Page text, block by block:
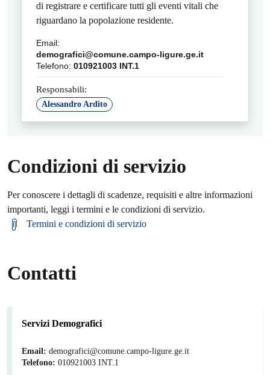
di registrare e certificare tutti gli eventi vitali che
riguardano la popolazione residente.
Email:
demografici@comune.campo-ligure.ge.it
Telefono: 010921003 INT.1
Responsabili:
Alessandro Ardito
Condizioni di servizio
Per conoscere i dettagli di scadenze, requisiti e altre informazioni
importanti, leggi i termini e le condizioni di servizio.
Termini e condizioni di servizio
Contatti
Servizi Demografici
Email: demografici@comune.campo-ligure.ge.it
Telefono: 010921003 INT.1